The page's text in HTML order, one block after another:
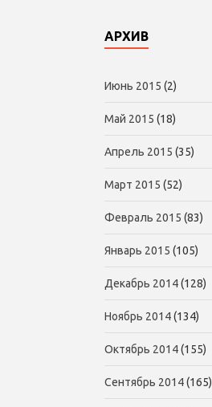
АРХИВ
Июнь 2015 (2)
Май 2015 (18)
Апрель 2015 (35)
Март 2015 (52)
Февраль 2015 (83)
Январь 2015 (105)
Декабрь 2014(128)
Ноябрь 2014(134)
Октябрь 2014(155)
Сентябрь 2014(165)